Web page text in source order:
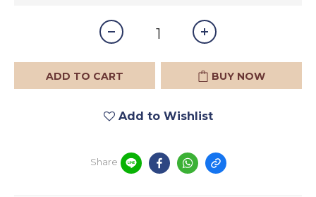
ADD TO CART BUY NOW
Add to Wishlist
Share